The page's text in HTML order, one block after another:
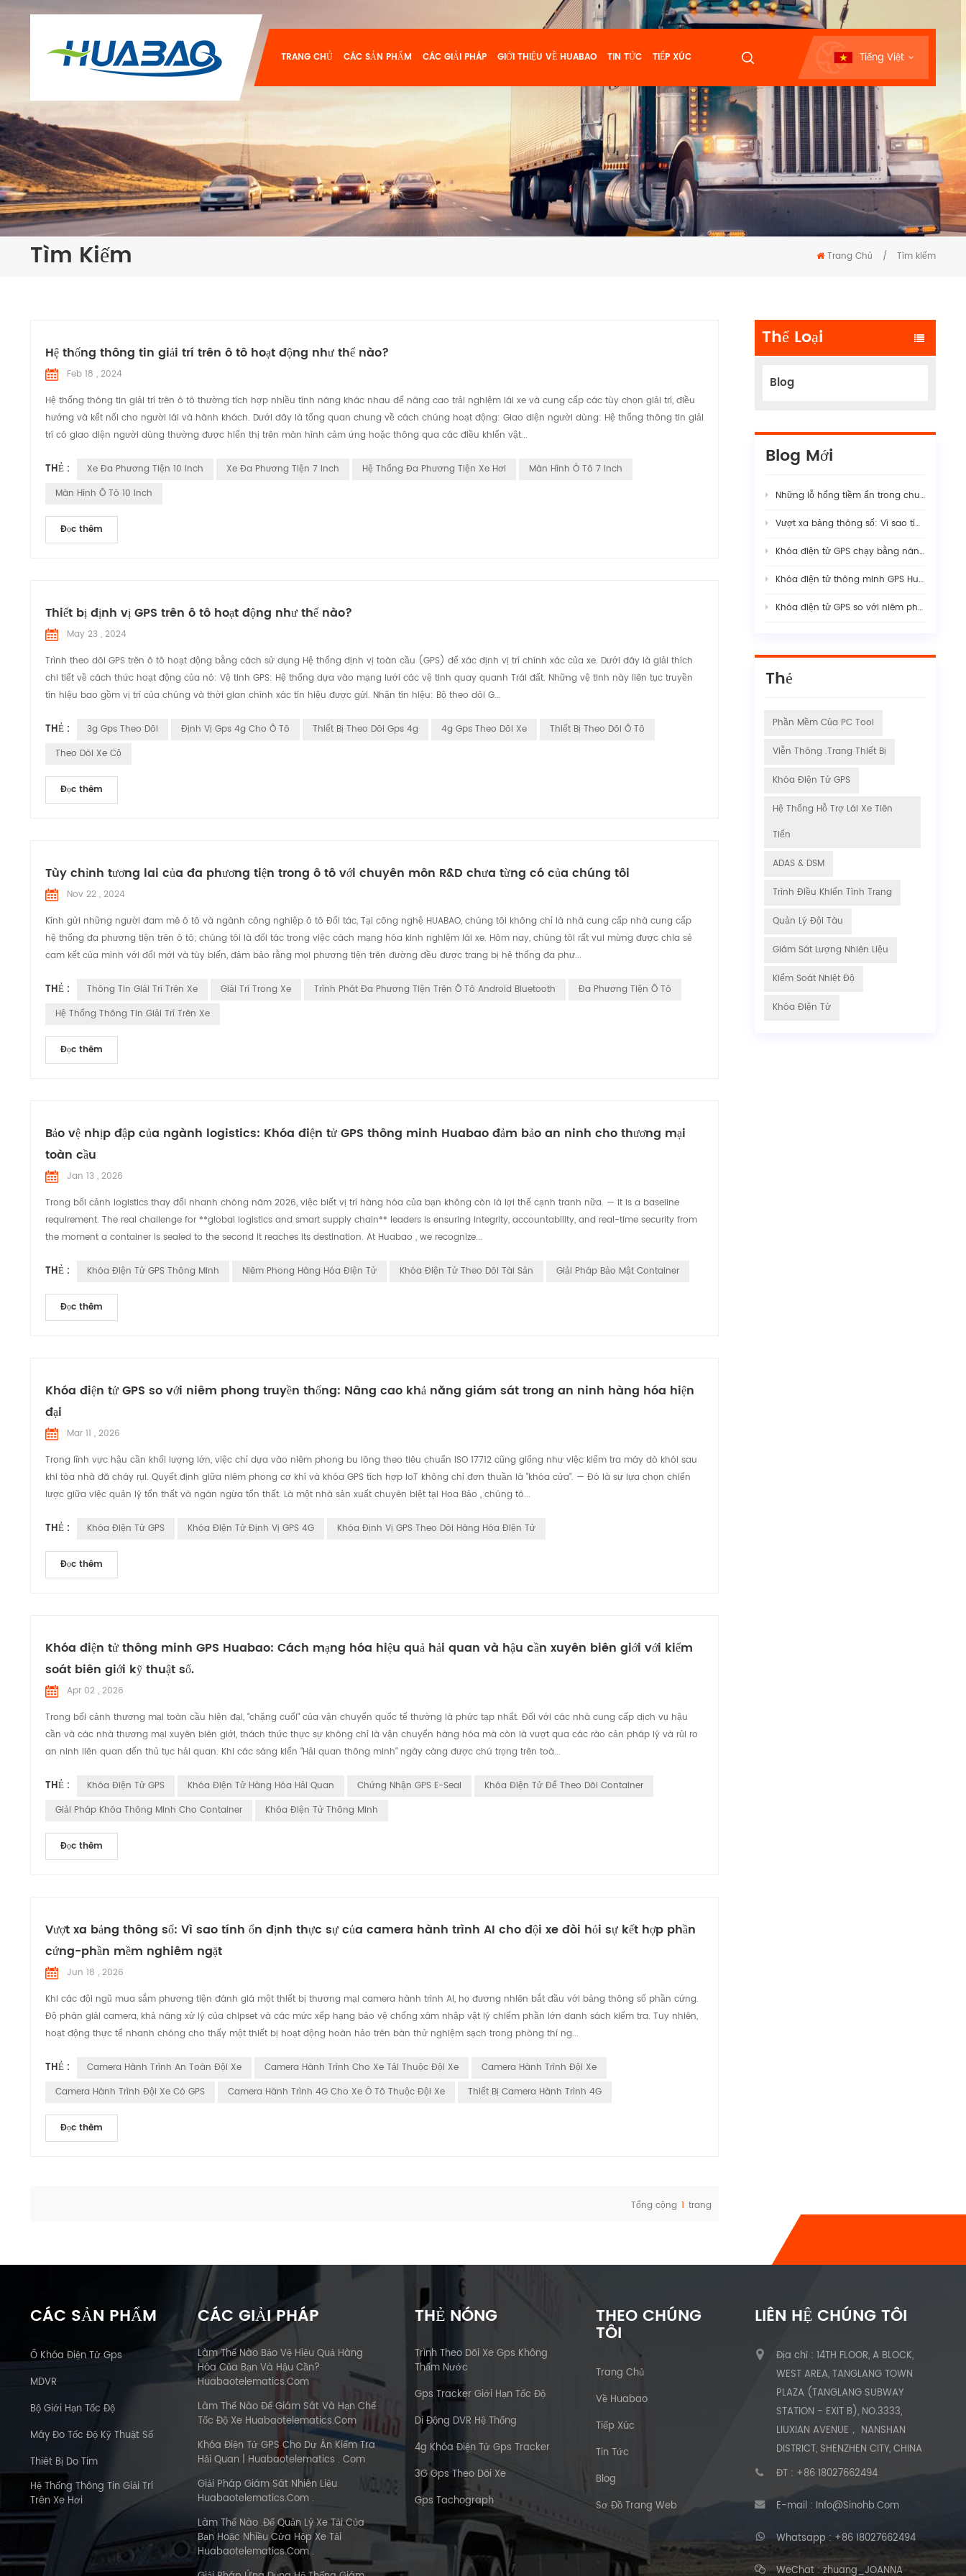
TRANG CHỦ CÁC SẢN PHẨM CÁC GIẢI PHÁP GIỚI THIỆU VỀ HUABAO TIN TỨC TIẾP XÚC Tiếng Việt
Tìm Kiếm Trang Chủ / Tìm kiếm
Hệ thống thông tin giải trí trên ô tô hoạt động như thế nào?
Feb 18 , 2024
Hệ thống thông tin giải trí trên ô tô thường tích hợp nhiều tính năng khác nhau để nâng cao trải nghiệm lái xe và cung cấp các tùy chọn giải trí, điều
hướng và kết nối cho người lái và hành khách. Dưới đây là tổng quan chung về cách chúng hoạt động: Giao diện người dùng: Hệ thống thông tin giải
trí có giao diện người dùng thường được hiển thị trên màn hình cảm ứng hoặc thông qua các điều khiển vật...
THẺ : Xe Đa Phương Tiện 10 Inch Xe Đa Phương Tiện 7 Inch Hệ Thống Đa Phương Tiện Xe Hơi
Màn Hình Ô Tô 7 Inch
Màn Hình Ô Tô 10 Inch
Đọc thêm
Thiết bị định vị GPS trên ô tô hoạt động như thế nào?
May 23 , 2024
Trình theo dõi GPS trên ô tô hoạt động bằng cách sử dụng Hệ thống định vị toàn cầu (GPS) để xác định vị trí chính xác của xe. Dưới đây là giải thích
chi tiết về cách thức hoạt động của nó: Vệ tinh GPS: Hệ thống dựa vào mạng lưới các vệ tinh quay quanh Trái đất. Những vệ tinh này liên tục truyền
tín hiệu bao gồm vị trí của chúng và thời gian chính xác tín hiệu được gửi. Nhận tín hiệu: Bộ theo dõi G...
THẺ : 3g Gps Theo Dõi Định Vị Gps 4g Cho Ô Tô Thiết Bị Theo Dõi Gps 4g 4g Gps Theo Dõi Xe
Thiết Bị Theo Dõi Ô Tô
Theo Dõi Xe Cộ
Đọc thêm
Tùy chỉnh tương lai của đa phương tiện trong ô tô với chuyên môn R&D chưa từng có của chúng tôi
Nov 22 , 2024
Kính gửi những người đam mê ô tô và ngành công nghiệp ô tô Đối tác, Tại công nghệ HUABAO, chúng tôi không chỉ là nhà cung cấp nhà cung cấp
hệ thống đa phương tiện trên ô tô; chúng tôi là đối tác trong việc cách mạng hóa kinh nghiệm lái xe. Hôm nay, chúng tôi rất vui mừng được chia sẻ
cam kết của mình với đổi mới và tùy biến, đảm bảo rằng mọi phương tiện trên đường đều được trang bị hệ thống đa phư...
THẺ : Thông Tin Giải Trí Trên Xe Giải Trí Trong Xe Trình Phát Đa Phương Tiện Trên Ô Tô Android Bluetooth
Đa Phương Tiện Ô Tô
Hệ Thống Thông Tin Giải Trí Trên Xe
Đọc thêm
Bảo vệ nhịp đập của ngành logistics: Khóa điện tử GPS thông minh Huabao đảm bảo an ninh cho thương mại
toàn cầu
Jan 13 , 2026
Trong bối cảnh logistics thay đổi nhanh chóng năm 2026, việc biết vị trí hàng hóa của bạn không còn là lợi thế cạnh tranh nữa. — it is a baseline
requirement. The real challenge for **global logistics and smart supply chain** leaders is ensuring integrity, accountability, and real-time security from
the moment a container is sealed to the second it reaches its destination. At Huabao , we recognize...
THẺ : Khóa Điện Tử GPS Thông Minh Niêm Phong Hàng Hóa Điện Tử Khóa Điện Tử Theo Dõi Tài Sản Giải Pháp Bảo Mật Container
Đọc thêm
Khóa điện tử GPS so với niêm phong truyền thống: Nâng cao khả năng giám sát trong an ninh hàng hóa hiện
đại
Mar 11 , 2026
Trong lĩnh vực hậu cần khối lượng lớn, việc chỉ dựa vào niêm phong bu lông theo tiêu chuẩn ISO 17712 cũng giống như việc kiểm tra máy dò khói sau
khi tòa nhà đã cháy rụi. Quyết định giữa niêm phong cơ khí và khóa GPS tích hợp IoT không chỉ đơn thuần là "khóa cửa". — Đó là sự lựa chọn chiến
lược giữa việc quản lý tổn thất và ngăn ngừa tổn thất. Là một nhà sản xuất chuyên biệt tại Hoa Bảo , chúng tô...
THẺ : Khóa Điện Tử GPS Khóa Điện Tử Định Vị GPS 4G Khóa Định Vị GPS Theo Dõi Hàng Hóa Điện Tử
Đọc thêm
Khóa điện tử thông minh GPS Huabao: Cách mạng hóa hiệu quả hải quan và hậu cần xuyên biên giới với kiểm
soát biên giới kỹ thuật số.
Apr 02 , 2026
Trong bối cảnh thương mại toàn cầu hiện đại, "chặng cuối" của vận chuyển quốc tế thường là phức tạp nhất. Đối với các nhà cung cấp dịch vụ hậu
cần và các nhà thương mại xuyên biên giới, thách thức thực sự không chỉ là vận chuyển hàng hóa mà còn là vượt qua các rào cản pháp lý và rủi ro
an ninh liên quan đến thủ tục hải quan. Khi các sáng kiến "Hải quan thông minh" ngày càng được chú trọng trên toà...
THẺ : Khóa Điện Tử GPS Khóa Điện Tử Hàng Hóa Hải Quan Chứng Nhận GPS E-Seal
Khóa Điện Tử Để Theo Dõi Container
Giải Pháp Khóa Thông Minh Cho Container
Khóa Điện Tử Thông Minh
Đọc thêm
Vượt xa bảng thông số: Vì sao tính ổn định thực sự của camera hành trình AI cho đội xe đòi hỏi sự kết hợp phần
cứng-phần mềm nghiêm ngặt
Jun 18 , 2026
Khi các đội ngũ mua sắm phương tiện đánh giá một thiết bị thương mại camera hành trình AI, họ đương nhiên bắt đầu với bảng thông số phần cứng.
Độ phân giải camera, khả năng xử lý của chipset và các mức xếp hạng bảo vệ chống xâm nhập vật lý chiếm phần lớn danh sách kiểm tra. Tuy nhiên,
hoạt động thực tế nhanh chóng cho thấy một thiết bị hoạt động hoàn hảo trên bàn thử nghiệm sạch trong phòng thí ng...
THẺ : Camera Hành Trình An Toàn Đội Xe Camera Hành Trình Cho Xe Tải Thuộc Đội Xe
Camera Hành Trình Đội Xe
Camera Hành Trình Đội Xe Có GPS
Camera Hành Trình 4G Cho Xe Ô Tô Thuộc Đội Xe Thiết Bị Camera Hành Trình 4G
Đọc thêm
Tổng cộng 1 trang
Thể Loại
Blog
Blog Mới
Những lỗ hổng tiềm ẩn trong chuỗi cung ứng logistics hiện đại
Vượt xa bảng thông số: Vì sao tính ổn định thực sự của camera hành trình AI cho đội xe đòi hỏi sự kết hợp phần cứng-phần mềm nghiêm ngặt
Khóa điện tử GPS chạy bằng năng lượng mặt trời: Hướng dẫn đầy đủ về bảo mật hàng hóa thông minh năm 2026
Khóa điện tử thông minh GPS Huabao: Cách mạng hóa hiệu quả hải quan và hậu cần xuyên biên giới với kiểm soát biên giới kỹ thuật số.
Khóa điện tử GPS so với niêm phong truyền thống: Nâng cao khả năng giám sát trong an ninh hàng hóa hiện đại
Thẻ
Phần Mềm Của PC Tool
Viễn Thông .Trang Thiết Bị
Khóa Điện Tử GPS
Hệ Thống Hỗ Trợ Lái Xe Tiên
Tiến
ADAS & DSM
Trình Điều Khiển Tình Trạng
Quản Lý Đội Tàu
Giám Sát Lượng Nhiên Liệu
Kiểm Soát Nhiệt Độ
Khóa Điện Tử
CÁC SẢN PHẨM
Ổ Khóa Điện Tử Gps
MDVR
Bộ Giới Hạn Tốc Độ
Máy Đo Tốc Độ Kỹ Thuật Số
Thiêt Bị Do Tim
Hệ Thống Thông Tin Giải Trí
Trên Xe Hơi
CÁC GIẢI PHÁP
Làm Thế Nào Bảo Vệ Hiệu Quả Hàng
Hóa Của Bạn Và Hậu Cần?
Huabaotelematics.com
Làm Thế Nào Để Giám Sát Và Hạn Chế
Tốc Độ Xe Huabaotelematics.com
Khóa Điện Tử GPS Cho Dự Án Kiểm Tra
Hải Quan | Huabaotelematics . Com
Giải Pháp Giám Sát Nhiên Liệu
Huabaotelematics.com .
Làm Thế Nào .Để Quản Lý Xe Tải Của
Bạn Hoặc Nhiều Cửa Hộp Xe Tải
Huabaotelematics.com .
THẺ NÓNG
Trình Theo Dõi Xe Gps Không
Thấm Nước
Gps Tracker Giới Hạn Tốc Độ
Di Động DVR Hệ Thống
4g Khóa Điện Tử Gps Tracker
3G Gps Theo Dõi Xe
Gps Tachograph
THEO CHÚNG
TÔI
Trang Chủ
Về Huabao
Tiếp Xúc
Tin Tức
Blog
Sơ Đồ Trang Web
LIÊN HỆ CHÚNG TÔI
Địa chỉ : 14TH FLOOR, A BLOCK,
WEST AREA, TANGLANG TOWN
PLAZA (TANGLANG SUBWAY
STATION - EXIT B), NO.3333,
LIUXIAN AVENUE， NANSHAN
DISTRICT, SHENZHEN CITY, CHINA
ĐT : +86 18027662494
E-mail : Info@sinohb.com
Whatsapp : +86 18027662494
WeChat : zhuang_JOANNA